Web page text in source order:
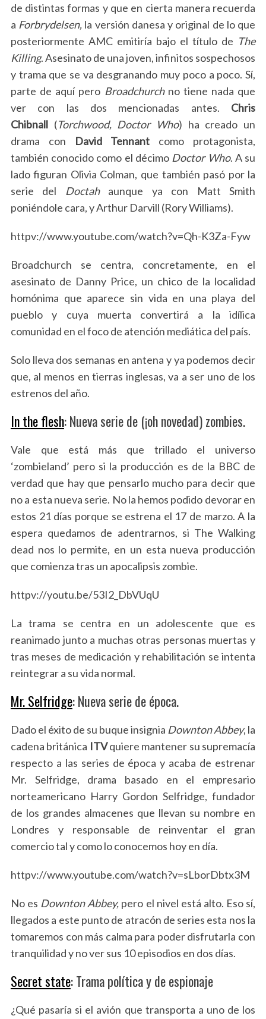
de distintas formas y que en cierta manera recuerda
a Forbrydelsen, la versión danesa y original de lo que
posteriormente AMC emitiría bajo el título de The
Killing. Asesinato de una joven, infinitos sospechosos
y trama que se va desgranando muy poco a poco. Sí,
parte de aquí pero Broadchurchno tiene nada que
ver con las dos mencionadas antes. Chris
Chibnall (Torchwood, Doctor Who) ha creado un
drama con
David Tennant como protagonista,
también conocido como el décimo Doctor Who. A su
lado figuran Olivia Colman, que también pasó por la
serie del Doctahaunque ya con Matt Smith
poniéndole cara, y Arthur Darvill (Rory Williams).
httpv://www.youtube.com/watch?v=Qh-K3Za-Fyw
Broadchurch se centra, concretamente, en el
asesinato de Danny Price, un chico de la localidad
homónima que aparece sin vida en una playa del
pueblo y cuya muerta convertirá a la idílica
comunidad en el foco de atención mediática del país.
Solo lleva dos semanas en antena y ya podemos decir
que, al menos en tierras inglesas, va a ser uno de los
estrenos del año.
In the flesh: Nueva serie de (¡oh novedad) zombies.
Vale que está más que trillado el universo
‘zombieland’ pero si la producción es de la BBC de
verdad que hay que pensarlo mucho para decir que
no a esta nueva serie. No la hemos podido devorar en
estos 21 días porque se estrena el 17 de marzo. A la
espera quedamos de adentrarnos, si The Walking
dead nos lo permite, en un esta nueva producción
que comienza tras un apocalipsis zombie.
httpv://youtu.be/53I2_DbVUqU
La trama se centra en un adolescente que es
reanimado junto a muchas otras personas muertas y
tras meses de medicación y rehabilitación se intenta
reintegrar a su vida normal.
Mr. Selfridge: Nueva serie de época.
Dado el éxito de su buque insignia Downton Abbey, la
cadena británica ITVquiere mantener su supremacía
respecto a las series de época y acaba de estrenar
Mr. Selfridge, drama basado en el empresario
norteamericano Harry Gordon Selfridge, fundador
de los grandes almacenes que llevan su nombre en
Londres y responsable de reinventar el gran
comercio tal y como lo conocemos hoy en día.
httpv://www.youtube.com/watch?v=sLborDbtx3M
No es Downton Abbey, pero el nivel está alto. Eso sí,
llegados a este punto de atracón de series esta nos la
tomaremos con más calma para poder disfrutarla con
tranquilidad y no ver sus 10 episodios en dos días.
Secret state: Trama política y de espionaje
¿Qué pasaría si el avión que transporta a uno de los
S
r
h
o
r